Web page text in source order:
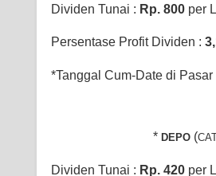
Dividen Tunai : Rp. 800 per
Persentase Profit Dividen :
*Tanggal Cum-Date di
* DEPO (
Dividen Tunai : Rp. 420 per